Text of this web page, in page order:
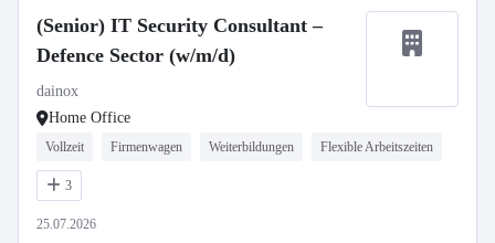
(Senior) IT Security Consultant –
Defence Sector (w/m/d)
dainox
Home Office
Vollzeit Firmenwagen Weiterbildungen Flexible Arbeitszeiten
3
25.07.2026